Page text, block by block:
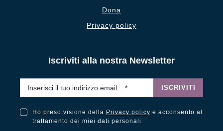
Dona
Privacy policy
Iscriviti alla nostra Newsletter
ISCRIVITI
Ho preso visione della Privacy policy e acconsento al
trattamento dei miei dati personali